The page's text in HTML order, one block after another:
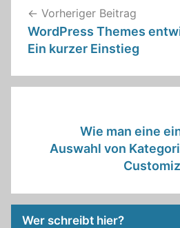
Vorheriger Beitrag
WordPress Themes
Ein kurzer Einstieg
Wie man eine
Auswahl von
Wer schreibt hier?